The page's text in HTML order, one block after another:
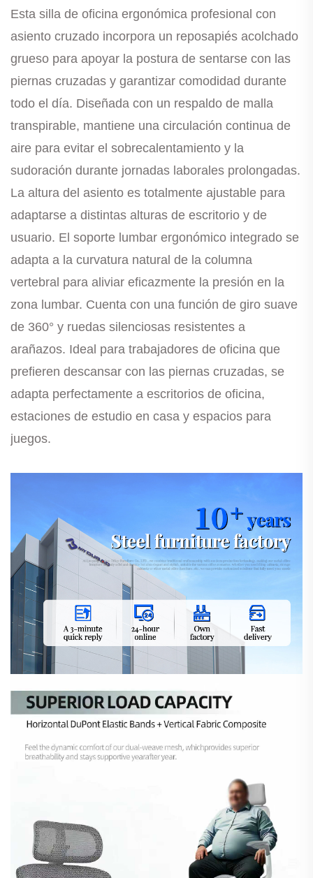
Esta silla de oficina ergonómica profesional con
asiento cruzado incorpora un reposapiés acolchado
grueso para apoyar la postura de sentarse con las
piernas cruzadas y garantizar comodidad durante
todo el día. Diseñada con un respaldo de malla
transpirable, mantiene una circulación continua de
aire para evitar el sobrecalentamiento y la
sudoración durante jornadas laborales prolongadas.
La altura del asiento es totalmente ajustable para
adaptarse a distintas alturas de escritorio y de
usuario. El soporte lumbar ergonómico integrado se
adapta a la curvatura natural de la columna
vertebral para aliviar eficazmente la presión en la
zona lumbar. Cuenta con una función de giro suave
de 360° y ruedas silenciosas resistentes a
arañazos. Ideal para trabajadores de oficina que
prefieren descansar con las piernas cruzadas, se
adapta perfectamente a escritorios de oficina,
estaciones de estudio en casa y espacios para
juegos.